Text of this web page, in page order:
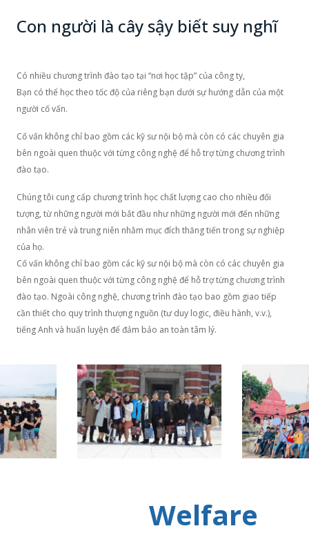
Con người là cây sậy biết suy nghĩ
Có nhiều chương trình đào tạo tại “nơi học tập” của công ty,
Bạn có thể học theo tốc độ của riêng bạn dưới sự hướng dẫn của một
người cố vấn.
Cố vấn không chỉ bao gồm các kỹ sư nội bộ mà còn có các chuyên gia
bên ngoài quen thuộc với từng công nghệ để hỗ trợ từng chương trình
đào tạo.
Chúng tôi cung cấp chương trình học chất lượng cao cho nhiều đối
tượng, từ những người mới bắt đầu như những người mới đến những
nhân viên trẻ và trung niên nhằm mục đích thăng tiến trong sự nghiệp
của họ.
Cố vấn không chỉ bao gồm các kỹ sư nội bộ mà còn có các chuyên gia
bên ngoài quen thuộc với từng công nghệ để hỗ trợ từng chương trình
đào tạo. Ngoài công nghệ, chương trình đào tạo bao gồm giao tiếp
cần thiết cho quy trình thượng nguồn (tư duy logic, điều hành, v.v.),
tiếng Anh và huấn luyện để đảm bảo an toàn tâm lý.
Welfare